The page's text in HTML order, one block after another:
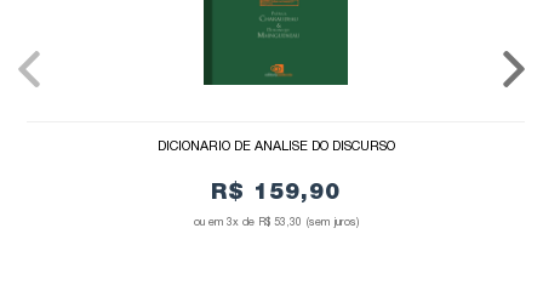
DICIONÁRIO DE ANÁLISE DO DISCURSO
R$ 159,90
3x de R$ 53,30 (sem juros)